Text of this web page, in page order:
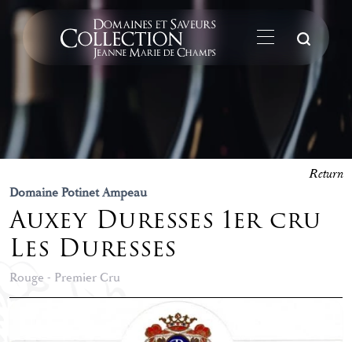
Domaine Potinet Ampeau
Auxey Duresses 1er cru
Les Duresses
Rouge - Premier Cru
Return